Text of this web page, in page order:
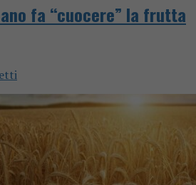
fa “cuocere” la frutta